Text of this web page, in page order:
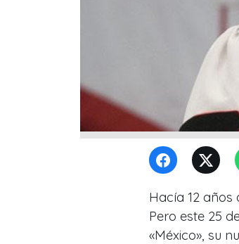
Hacía 12
Pero este 25
«México», su